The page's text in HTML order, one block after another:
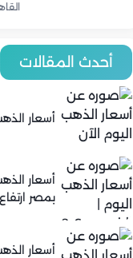
أحدث المقالات
أسعار
بمصر